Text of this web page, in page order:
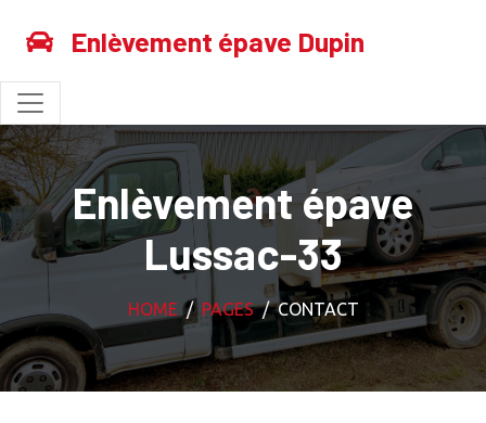
Enlèvement épave Dupin
Enlèvement épave
Lussac-33
HOME PAGES CONTACT